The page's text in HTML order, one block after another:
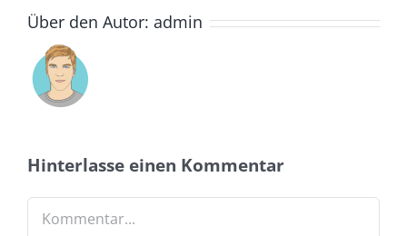
Über den Autor: admin
Hinterlasse einen Kommentar
Kommentar